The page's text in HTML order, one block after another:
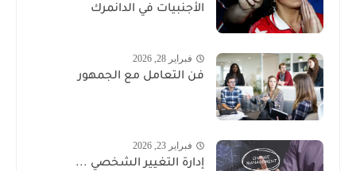
الأجنبيات في الدانمرك
فبراير 28, 2026
فن التعامل مع الجمهور
فبراير 23, 2026
إدارة التغيير الشخصي ...